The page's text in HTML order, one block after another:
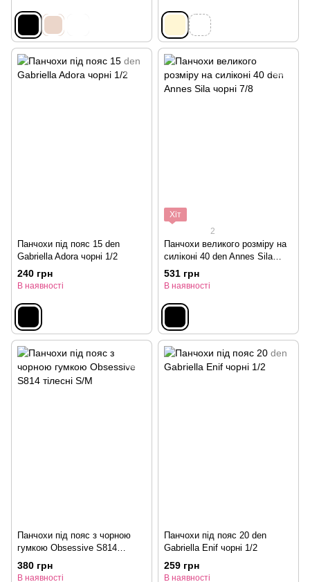
Панчохи під пояс 15 den
Gabriella Adora чорні 1/2
240 грн
В наявності
Хіт
2
Панчохи великого розміру на
силіконі 40 den Annes Sila
чорні 7/8
531 грн
В наявності
Панчохи під пояс з чорною
гумкою Obsessive S814
тілесні S/M
380 грн
В наявності
Панчохи під пояс 20 den
Gabriella Enif чорні 1/2
259 грн
В наявності